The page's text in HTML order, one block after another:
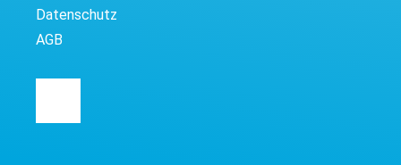
Datenschutz
AGB